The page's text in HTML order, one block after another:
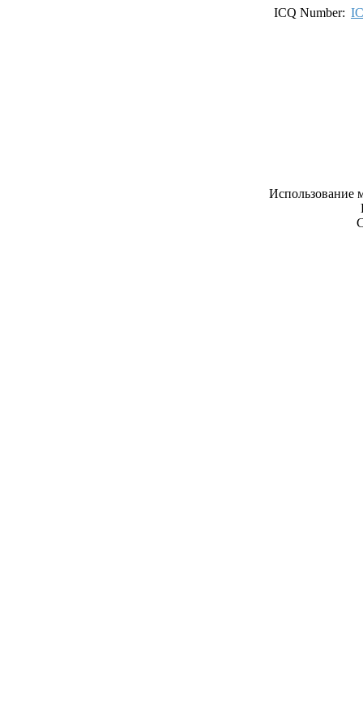
ICQ Number:
Использование